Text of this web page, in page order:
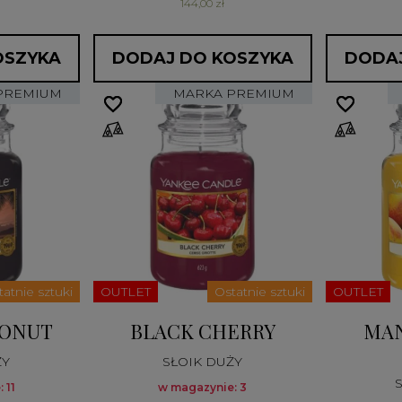
144,00 zł
DODAJ DO KOSZYKA
sztuki
MARKA PREMIUM
OUTLET Ostatnie sztuki
BLACK CHERRY
SŁOIK DUŻY
w magazynie: 3
favorite_border
favorite_border
OUTLET
favorite_border
favorite_border